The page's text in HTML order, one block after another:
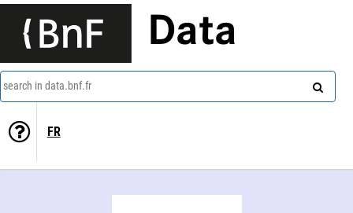
Data
search in data.bnf.fr
FR